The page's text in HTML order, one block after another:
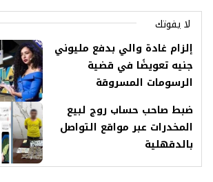
لا يفوتك
إلزام غادة والي بدفع مليوني
جنيه تعويضًا في قضية
الرسومات المسروقة
ضبط صاحب حساب روج لبيع
المخدرات عبر مواقع التواصل
بالدقهلية